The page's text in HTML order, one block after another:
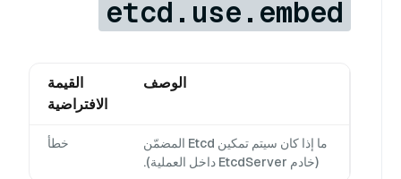
etcd.use.embed
الوصف
القيمة
الافتراضية
ما إذا كان سيتم تمكين Etcd المضمّن
(خادم EtcdServer داخل العملية).
خطأ